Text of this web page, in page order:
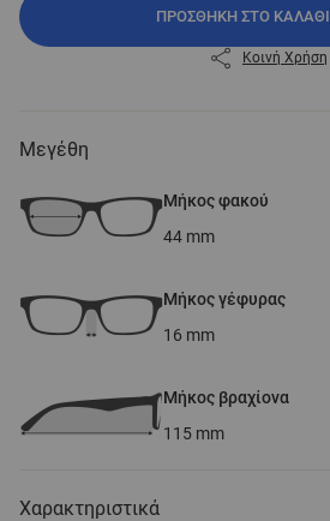
ΠΡΟΣΘΉΚΗ ΣΤΟ ΚΑΛΆΘΙ
Κοινή Χρήση
Μεγέθη
Μήκος φακού
44 mm
Μήκος γέφυρας
16 mm
Μήκος βραχίονα
115 mm
Χαρακτηριστικά